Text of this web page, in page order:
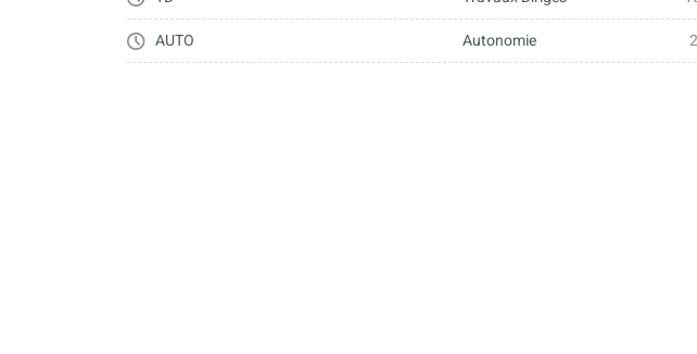
AUTO
Autonomie